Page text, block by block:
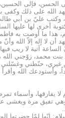
الحسن، فإلى
شهد الله على ذلك
وكتب عليّ بن أبي
أخرى لها عليها
هذا ما أوصت به
لا إله إلاّ الله
الساعة آتية لا ريب
بنت محمد، زوّجني
غيري، حنّطني
وأستودعك الله
لا يفارقها، وأسماء
وهي تفيق مرة ويغشى
إنّها لمّا حضرتها